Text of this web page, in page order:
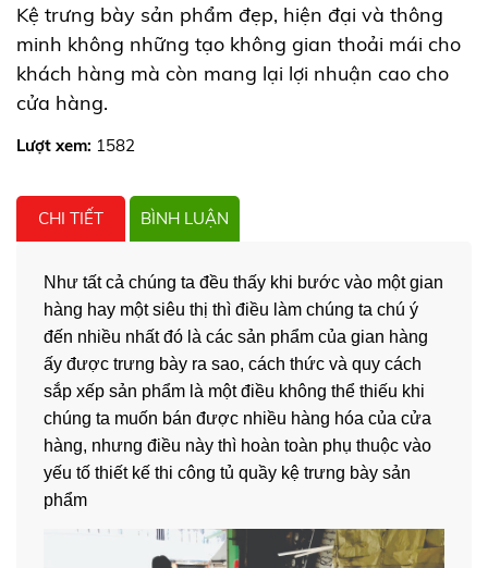
Kệ trưng bày sản phẩm đẹp, hiện đại và thông
minh không những tạo không gian thoải mái cho
khách hàng mà còn mang lại lợi nhuận cao cho
cửa hàng.
Lượt xem: 1582
CHI TIẾT BÌNH LUẬN
Như tất cả chúng ta đều thấy khi bước vào một gian
hàng hay một siêu thị thì điều làm chúng ta chú ý
đến nhiều nhất đó là các sản phẩm của gian hàng
ấy được trưng bày ra sao, cách thức và quy cách
sắp xếp sản phẩm là một điều không thể thiếu khi
chúng ta muốn bán được nhiều hàng hóa của cửa
hàng, nhưng điều này thì hoàn toàn phụ thuộc vào
yếu tố thiết kế thi công tủ quầy kệ trưng bày sản
phẩm